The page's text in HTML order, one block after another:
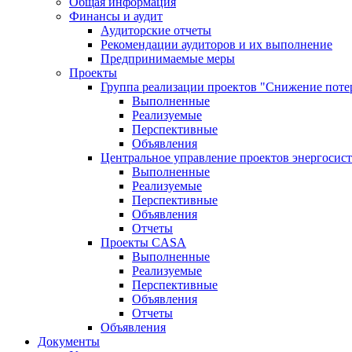
Финансы и аудит
Аудиторские отчеты
Рекомендации аудиторов и их выполнение
Предпринимаемые меры
Проекты
Группа реализации проектов "Снижение
Выполненные
Реализуемые
Перспективные
Объявления
Центральное управление проектов
Выполненные
Реализуемые
Перспективные
Объявления
Отчеты
Проекты CASA
Выполненные
Реализуемые
Перспективные
Объявления
Отчеты
Объявления
Документы